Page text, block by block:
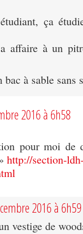
ça
affaire à un
bac à sable
2016 à 6h58
pour moi de
http://section-
2016 à 6h59
vestige de